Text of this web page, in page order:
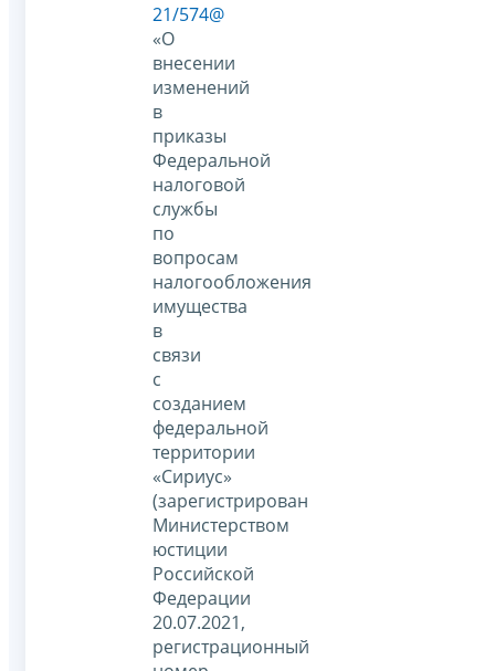
21/574@
«О
внесении
изменений
в
приказы
Федеральной
налоговой
службы
по
вопросам
налогообложения
имущества
в
связи
с
созданием
федеральной
территории
«Сириус»
(зарегистрирован
Министерством
юстиции
Российской
Федерации
20.07.2021,
регистрационный